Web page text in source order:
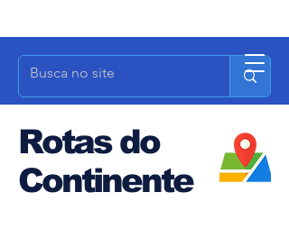
Rotas do
Continente